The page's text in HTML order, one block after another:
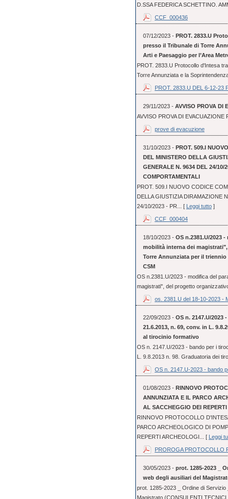
D.SSA FEDERICA SCHETTINO.
CCF_000436
07/12/2023 - PROT. 2833.U
presso il Tribunale di Torre
Arti e Paesaggio per l’Area
PROT. 2833.U Protocollo d'Intesa
Torre Annunziata e la
PROT. 2833.U DEL 6-12-23
29/11/2023 - AVVISO PROVA DI
AVVISO PROVA DI
prove di evacuzione
31/10/2023 - PROT. 509.I
DEL MINISTERO DELLA
GENERALE N. 9634 DEL 24/10/
COMPORTAMENTALI
PROT. 509.I NUOVO CODICE
DELLA GIUSTIZIA DIRAMAZIONE
24/10/2023 - PR... [ Leggi tutto]
CCF_000404
18/10/2023 - OS n.2381.U/2023
mobilità interna dei
Torre Annunziata per il triennio
CSM
OS n.2381.U/2023 - modifica del
magistrati", del progetto
os. 2381.U del 18-10-2023 -
22/09/2023 - OS n. 2147.U/
21.6.2013, n. 69, conv. in L.
al tirocinio formativo
OS n. 2147.U/2023 - bando per i
L. 9.8.2013 n. 98. Graduatoria dei
OS n. 2147.U-2023 - bando
01/08/2023 - RINNOVO
ANNUNZIATA E IL PARCO
AL SACCHEGGIO DEI
RINNOVO PROTOCOLLO
PARCO ARCHEOLOGICO DI
REPERTI ARCHEOLOGI... [ Leggi
PROROGA PROTOCOLLO
30/05/2023 - prot. 1285-2023 _
web degli ausiliari del
prot. 1285-2023 _ Ordine di
Magistrato (CONSULENTI TECNICI